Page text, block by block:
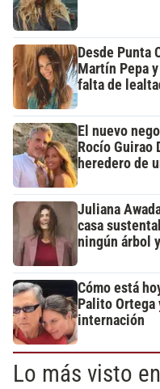
Desde Punta
Martín Pepa
falta de
El nuevo
Rocío Guirao
heredero de
Juliana
casa
ningún árbol
Cómo está
Palito Ortega
internación
Lo más visto